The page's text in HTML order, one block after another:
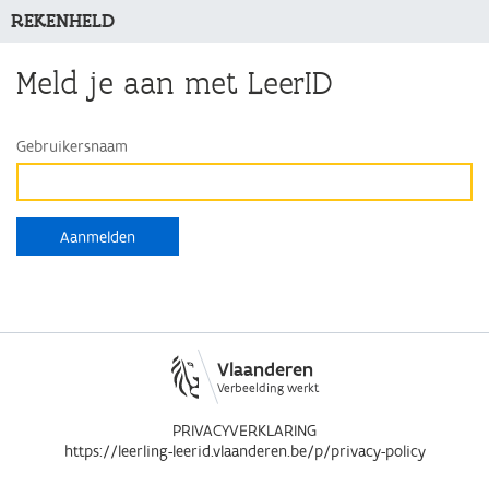
REKENHELD
Meld je aan met LeerID
Gebruikersnaam
Vlaanderen
Verbeelding werkt
PRIVACYVERKLARING
https://leerling-leerid.vlaanderen.be/p/privacy-policy